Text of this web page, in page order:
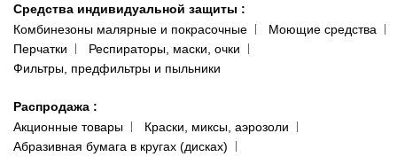
Средства индивидуальной защиты :
Комбинезоны малярные и покрасочные
Моющие средства
Перчатки
Респираторы, маски, очки
Фильтры, предфильтры и пыльники
Распродажа :
Акционные товары
Краски, миксы, аэрозоли
Абразивная бумага в кругах (дисках)